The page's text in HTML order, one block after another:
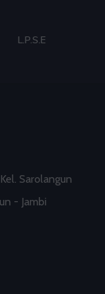
L.P.S.E
Sarolangun
- Jambi